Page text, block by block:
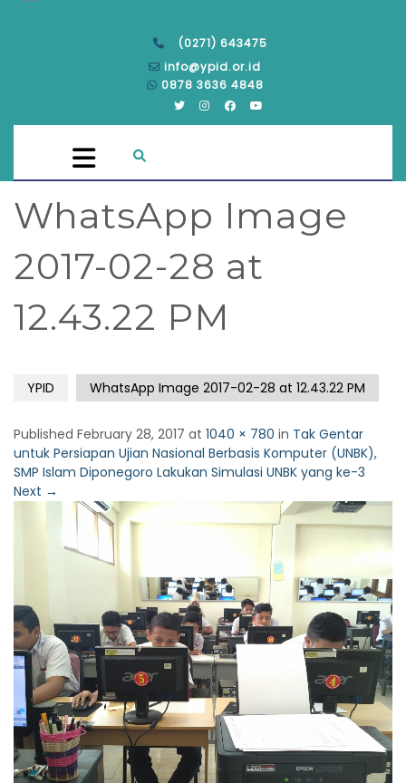
(0271) 643475
info@ypid.or.id
0878 3636 4848
WhatsApp Image
2017-02-28 at
12.43.22 PM
YPID WhatsApp Image 2017-02-28 at 12.43.22 PM
Published February 28, 2017 at 1040 × 780 in Tak Gentar
untuk Persiapan Ujian Nasional Berbasis Komputer (UNBK),
SMP Islam Diponegoro Lakukan Simulasi UNBK yang ke-3
Next →